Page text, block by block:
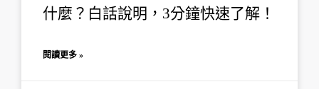
什麼？白話說明，3分鐘快速了解！
閱讀更多 »